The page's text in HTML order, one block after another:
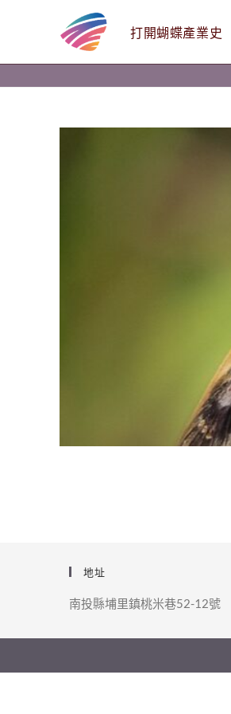
打開蝴蝶產業史
地址
南投縣埔里鎮桃米巷52-12號